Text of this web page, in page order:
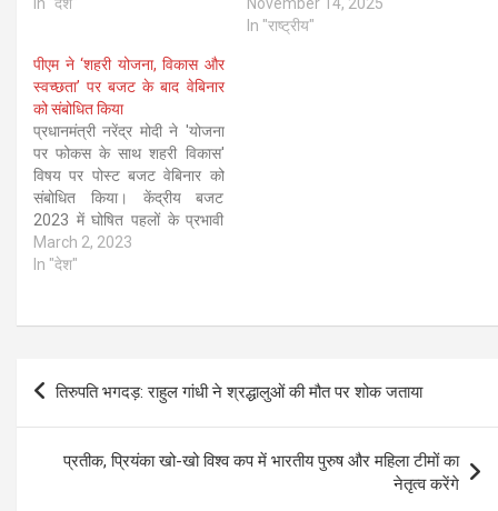
In "राष्ट्रीय"
पीएम ने ‘शहरी योजना, विकास और
स्वच्छता’ पर बजट के बाद वेबिनार
को संबोधित किया
प्रधानमंत्री नरेंद्र मोदी ने 'योजना
पर फोकस के साथ शहरी विकास'
विषय पर पोस्ट बजट वेबिनार को
संबोधित किया। केंद्रीय बजट
2023 में घोषित पहलों के प्रभावी
कार्यान्वयन के लिए विचारों और
सुझावों की तलाश के लिए सरकार
सभा…
March 2, 2023
In "देश"
Post
navigation
तिरुपति भगदड़: राहुल गांधी ने श्रद्धालुओं की मौत पर शोक जताया
प्रतीक, प्रियंका खो-खो विश्व कप में भारतीय पुरुष और महिला टीमों का
नेतृत्व करेंगे